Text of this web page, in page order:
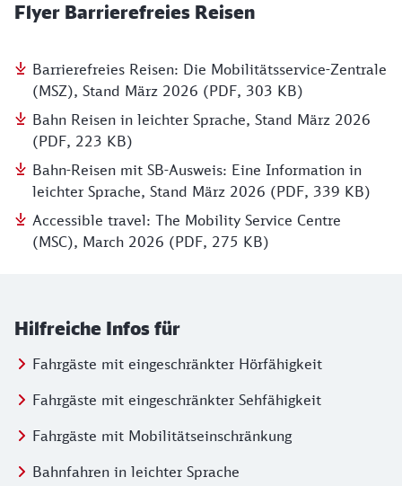
Flyer Barrierefreies Reisen
Barrierefreies Reisen: Die Mobilitätsservice-Zentrale
(MSZ), Stand März 2026 (PDF, 303 KB)
Bahn Reisen in leichter Sprache, Stand März 2026
(PDF, 223 KB)
Bahn-Reisen mit SB-Ausweis: Eine Information in
leichter Sprache, Stand März 2026 (PDF, 339 KB)
Accessible travel: The Mobility Service Centre
(MSC), March 2026 (PDF, 275 KB)
Hilfreiche Infos für
Fahrgäste mit eingeschränkter Hörfähigkeit
Fahrgäste mit eingeschränkter Sehfähigkeit
Fahrgäste mit Mobilitätseinschränkung
Bahnfahren in leichter Sprache